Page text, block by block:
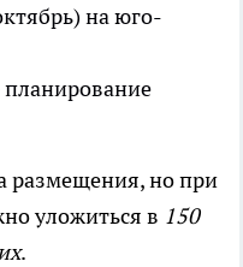
на юго-
планирование
размещения, но при
уложиться в 150
.